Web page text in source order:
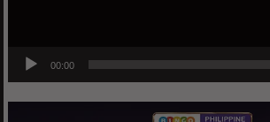
00:00